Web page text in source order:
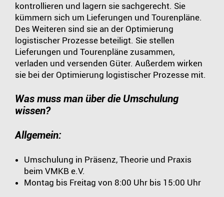
kontrollieren und lagern sie sachgerecht. Sie
kümmern sich um Lieferungen und Tourenpläne.
Des Weiteren sind sie an der Optimierung
logistischer Prozesse beteiligt. Sie stellen
Lieferungen und Tourenpläne zusammen,
verladen und versenden Güter. Außerdem wirken
sie bei der Optimierung logistischer Prozesse mit.
Was muss man über die Umschulung
wissen?
Allgemein:
Umschulung in Präsenz, Theorie und Praxis
beim VMKB e.V.
Montag bis Freitag von 8:00 Uhr bis 15:00 Uhr